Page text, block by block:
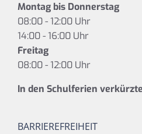
Montag bis Donnerstag
08:00 - 12:00 Uhr
14:00 - 16:00 Uhr
Freitag
08:00 - 12:00 Uhr
In den Schulferien
BARRIEREFREIHEIT